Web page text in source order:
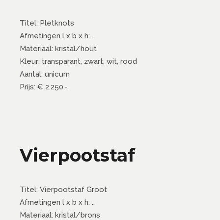
Titel: Pletknots
Afmetingen l x b x h: ..
Materiaal: kristal/hout
Kleur: transparant, zwart, wit, rood
Aantal: unicum
Prijs: € 2.250,-
Vierpootstaf
Titel: Vierpootstaf Groot
Afmetingen l x b x h: ..
Materiaal: kristal/brons